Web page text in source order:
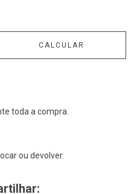
CALCULAR
toda a compra.
ou devolver.